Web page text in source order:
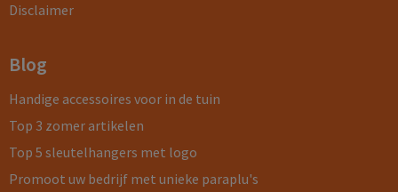
Disclaimer
Blog
Handige accessoires voor in de tuin
Top 3 zomer artikelen
Top 5 sleutelhangers met logo
Promoot uw bedrijf met unieke paraplu's